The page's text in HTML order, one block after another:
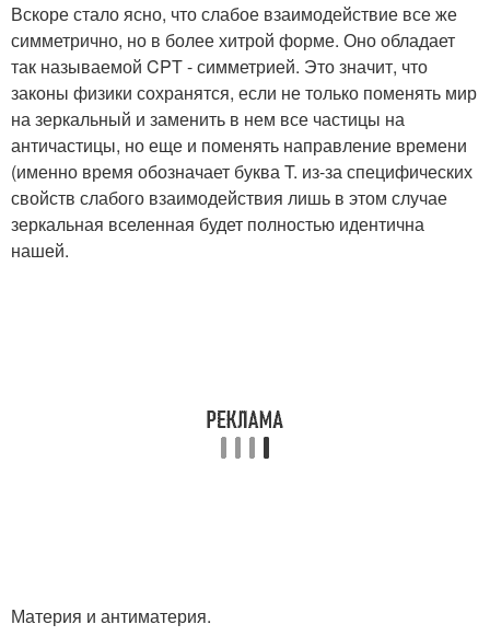
Вскоре стало ясно, что слабое взаимодействие все же
симметрично, но в более хитрой форме. Оно обладает
так называемой CPT - симметрией. Это значит, что
законы физики сохранятся, если не только поменять мир
на зеркальный и заменить в нем все частицы на
античастицы, но еще и поменять направление времени
(именно время обозначает буква T. из-за специфических
свойств слабого взаимодействия лишь в этом случае
зеркальная вселенная будет полностью идентична
нашей.
Материя и антиматерия.